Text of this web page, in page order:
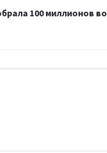
100 миллионов во